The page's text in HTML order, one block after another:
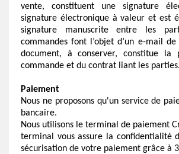
vente, constituent une signature
signature électronique à valeur et est
signature manuscrite entre les
commandes font l’objet d’un e-mail
document, à conserver, constitue la
commande et du contrat liant les parties.
Paiement
Nous ne proposons qu'un service de
bancaire.
Nous utilisons le terminal de paiement
terminal vous assure la confidentialité
sécurisation de votre paiement grâce à